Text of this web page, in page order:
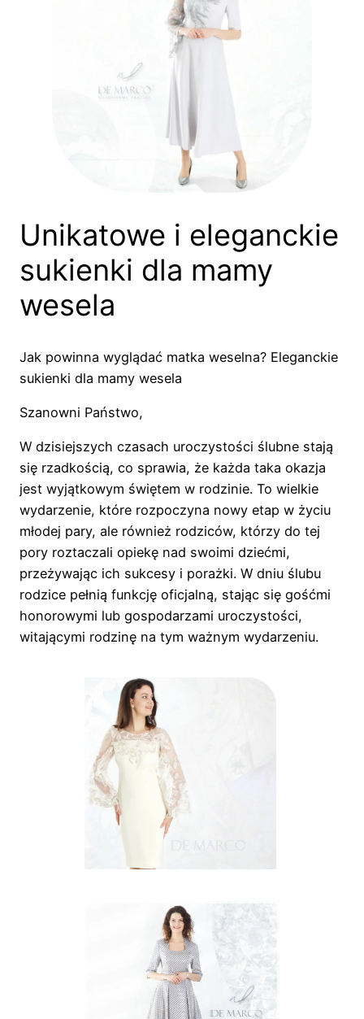
Unikatowe i eleganckie
sukienki dla mamy
wesela
Jak powinna wyglądać matka weselna? Eleganckie
sukienki dla mamy wesela
Szanowni Państwo,
W dzisiejszych czasach uroczystości ślubne stają
się rzadkością, co sprawia, że każda taka okazja
jest wyjątkowym świętem w rodzinie. To wielkie
wydarzenie, które rozpoczyna nowy etap w życiu
młodej pary, ale również rodziców, którzy do tej
pory roztaczali opiekę nad swoimi dziećmi,
przeżywając ich sukcesy i porażki. W dniu ślubu
rodzice pełnią funkcję oficjalną, stając się gośćmi
honorowymi lub gospodarzami uroczystości,
witającymi rodzinę na tym ważnym wydarzeniu.